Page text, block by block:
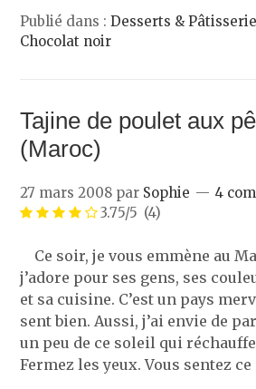
Publié dans :Desserts &
Chocolat noir
Tajine de poulet aux
(Maroc)
27 mars 2008 par Sophie
4
3.75/5 (4)
Ce soir, je vous emmène au
j’adore pour ses gens, ses
et sa cuisine. C’est un pays
sent bien. Aussi, j’ai envie de
un peu de ce soleil qui
Fermez les yeux. Vous sentez ce